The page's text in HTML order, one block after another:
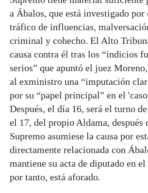
a Ábalos, que está investigado por
tráfico de influencias,
criminal y cohecho. El Alto
causa contra él tras los “indicios
serios” que apuntó el juez
al exministro una “imputación
por su “papel principal” en el
Después, el día 16, será el turno
el 17, del propio Aldama, después
Supremo asumiese la causa por
directamente relacionada con
mantiene su acta de diputado en el
por tanto, está aforado.